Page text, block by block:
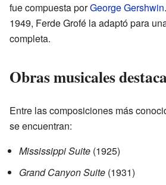
fue compuesta porGeorge Gershwin
1949, Ferde Grofé la adaptó para
completa.
Obras musicales
Entre las composiciones más
se encuentran:
Mississippi Suite (1925)
Grand Canyon Suite (1931)